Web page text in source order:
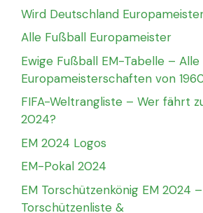
Wird Deutschland
Alle Fußball Europameister
Ewige Fußball EM-Tabelle – Alle
Europameisterschaften von
FIFA-Weltrangliste – Wer fährt
2024?
EM 2024 Logos
EM-Pokal 2024
EM Torschützenkönig EM 2024
Torschützenliste &